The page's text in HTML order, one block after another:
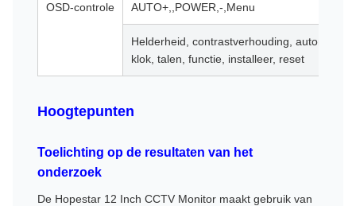
OSD-controle AUTO+,,POWER,-,Menu
Helderheid, contrastverhouding,
klok, talen, functie, installeer, reset
Hoogtepunten
Toelichting op de resultaten van het
onderzoek
De Hopestar 12 Inch CCTV Monitor maakt gebruik van